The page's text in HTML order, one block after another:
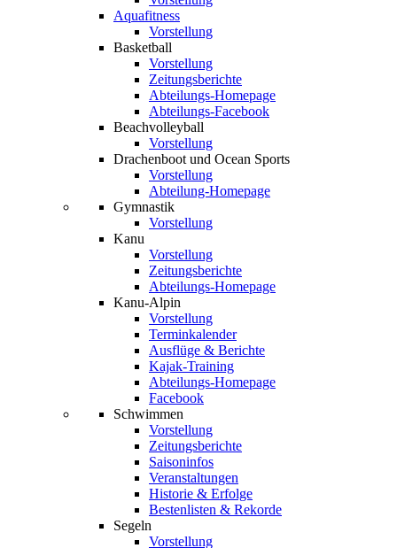
Aquafitness
Vorstellung
Basketball
Vorstellung
Zeitungsberichte
Abteilungs-Homepage
Abteilungs-Facebook
Beachvolleyball
Vorstellung
Drachenboot und Ocean Sports
Vorstellung
Abteilung-Homepage
Gymnastik
Vorstellung
Kanu
Vorstellung
Zeitungsberichte
Abteilungs-Homepage
Kanu-Alpin
Vorstellung
Terminkalender
Ausflüge & Berichte
Kajak-Training
Abteilungs-Homepage
Facebook
Schwimmen
Vorstellung
Zeitungsberichte
Saisoninfos
Veranstaltungen
Historie & Erfolge
Bestenlisten & Rekorde
Segeln
Vorstellung